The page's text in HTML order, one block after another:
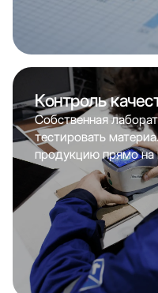
Контроль
Собственная
тестировать
продукцию прямо на